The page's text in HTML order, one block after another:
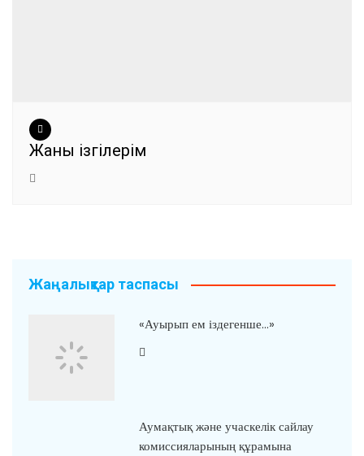
Жаны ізгілерім
Жаңалықтар таспасы
«Ауырып ем іздегенше…»
Аумақтық және учаскелік сайлау
комиссияларының құрамына